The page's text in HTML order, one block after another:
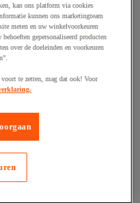
kan ons platform via cookies
kunnen ons marketingteam
meten en uw winkelvoorkeuren
gepersonaliseerd producten
over de doeleinden en voorkeuren
te zetten, mag dat ook! Voor